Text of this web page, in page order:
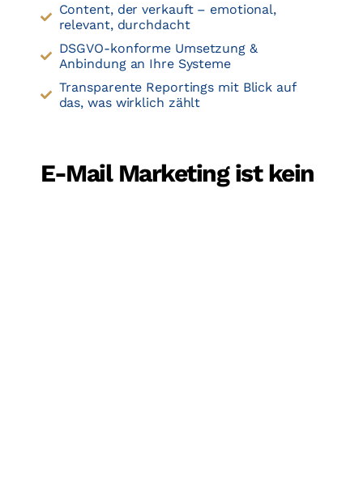
Content, der verkauft – emotional,
relevant, durchdacht
DSGVO-konforme Umsetzung &
Anbindung an Ihre Systeme
Transparente Reportings mit Blick auf
das, was wirklich zählt
E-Mail Marketing ist kein